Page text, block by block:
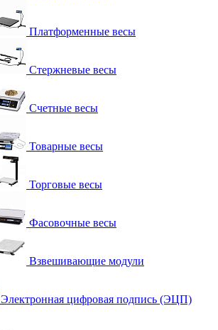
Платформенные весы
Стержневые весы
Счетные весы
Товарные весы
Торговые весы
Фасовочные весы
Взвешивающие модули
Электронная цифровая подпись (ЭЦП)